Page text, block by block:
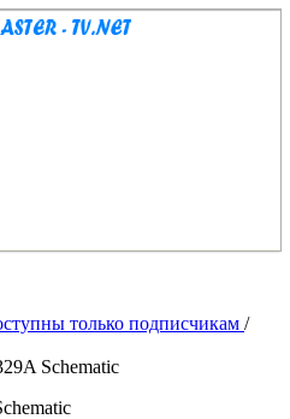
только подписчикам /
Schematic